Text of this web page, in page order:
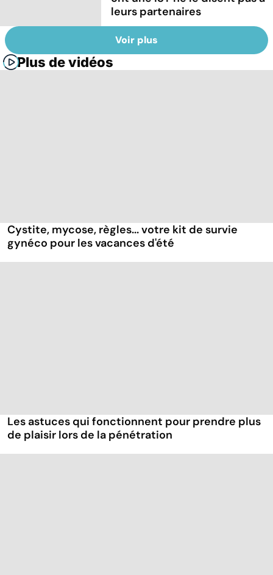
leurs partenaires
Voir plus
Plus de vidéos
Cystite, mycose, règles... votre kit de survie
gynéco pour les vacances d'été
Les astuces qui fonctionnent pour prendre plus
de plaisir lors de la pénétration